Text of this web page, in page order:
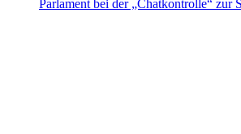
Parlament bei der „Chatkontrolle“ zur